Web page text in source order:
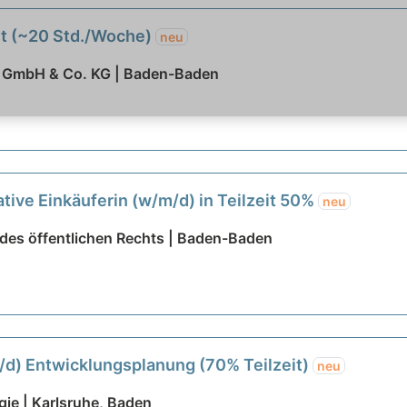
(~20 Std./Woche) neu
& Co. KG | Baden-Baden
Einkäuferin (w/m/d) in Teilzeit 50% neu
öffentlichen Rechts | Baden-Baden
Entwicklungsplanung (70% Teilzeit) neu
| Karlsruhe, Baden